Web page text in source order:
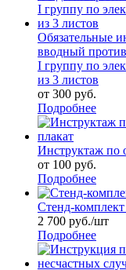
Обязательные
вводный
I группу по
из 3 листов
от 300 руб.
Подробнее
Инструктаж по
от 100 руб.
Подробнее
Стенд-
2 700 руб./шт
Подробнее